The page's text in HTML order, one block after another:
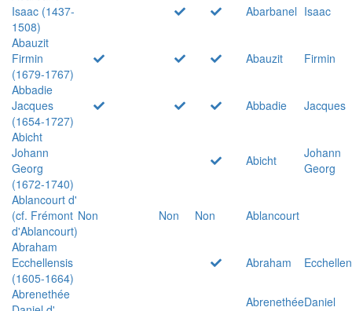
Isaac (1437-
1508)
Abarbanel Isaac
Abauzit
Firmin
(1679-1767)
Abauzit
Firmin
Abbadie
Jacques
(1654-1727)
Abbadie
Jacques
Abicht
Johann
Georg
(1672-1740)
Abicht
Johann
Georg
Ablancourt d'
(cf. Frémont
d'Ablancourt)
Non Non Non
Ablancourt
Abraham
Ecchellensis
(1605-1664)
Abraham
Abrenethée
AbrenethéeDaniel